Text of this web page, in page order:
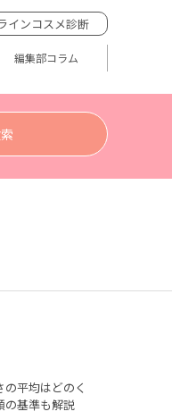
インコスメ診断
編集部コラム
平均はどのく
の基準も解説